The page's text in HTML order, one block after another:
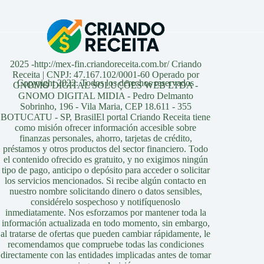
Copyright 2022. Todos los derechos reservados
2025 -http://mex-fin.criandoreceita.com.br/ Criando
Receita | CNPJ: 47.167.102/0001-60 Operado por
GNOMO DIGITAL SOLUÇÕES WEB LTDA -
GNOMO DIGITAL MIDIA - Pedro Delmanto
Sobrinho, 196 - Vila Maria, CEP 18.611 - 355
BOTUCATU - SP, BrasilEl portal Criando Receita tiene
como misión ofrecer información accesible sobre
finanzas personales, ahorro, tarjetas de crédito,
préstamos y otros productos del sector financiero. Todo
el contenido ofrecido es gratuito, y no exigimos ningún
tipo de pago, anticipo o depósito para acceder o solicitar
los servicios mencionados. Si recibe algún contacto en
nuestro nombre solicitando dinero o datos sensibles,
considérelo sospechoso y notifíquenoslo
inmediatamente. Nos esforzamos por mantener toda la
información actualizada en todo momento, sin embargo,
al tratarse de ofertas que pueden cambiar rápidamente, le
recomendamos que compruebe todas las condiciones
directamente con las entidades implicadas antes de tomar